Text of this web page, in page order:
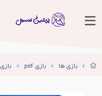
بازی ها بازی ps4 بازی The Callisto Protocol نسخه Day One Edition برای PS4